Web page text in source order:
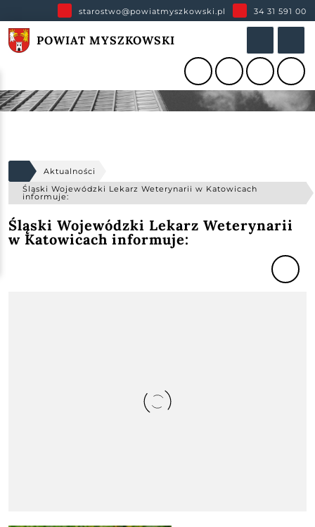
starostwo@powiatmyszkowski.pl 34 31 591 00
POWIAT MYSZKOWSKI
Aktualności
Śląski Wojewódzki Lekarz Weterynarii w Katowicach
informuje:
Śląski Wojewódzki Lekarz Weterynarii
w Katowicach informuje: